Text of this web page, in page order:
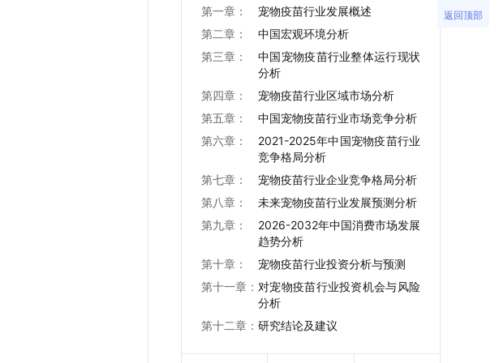
第一章：
宠物疫苗行业发展概述
第二章：
中国宏观环境分析
第三章：
中国宠物疫苗行业整体运行现状
分析
第四章：
宠物疫苗行业区域市场分析
第五章：
中国宠物疫苗行业市场竞争分析
第六章：
2021-2025年中国宠物疫苗行业
竞争格局分析
第七章：
宠物疫苗行业企业竞争格局分析
第八章：
未来宠物疫苗行业发展预测分析
第九章：
2026-2032年中国消费市场发展
趋势分析
第十章：
宠物疫苗行业投资分析与预测
第十一章： 对宠物疫苗行业投资机会与风险
分析
第十二章： 研究结论及建议
返回顶部